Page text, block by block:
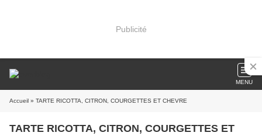
Publicité
MENU
Accueil » TARTE RICOTTA, CITRON, COURGETTES ET CHEVRE
TARTE RICOTTA, CITRON, COURGETTES ET